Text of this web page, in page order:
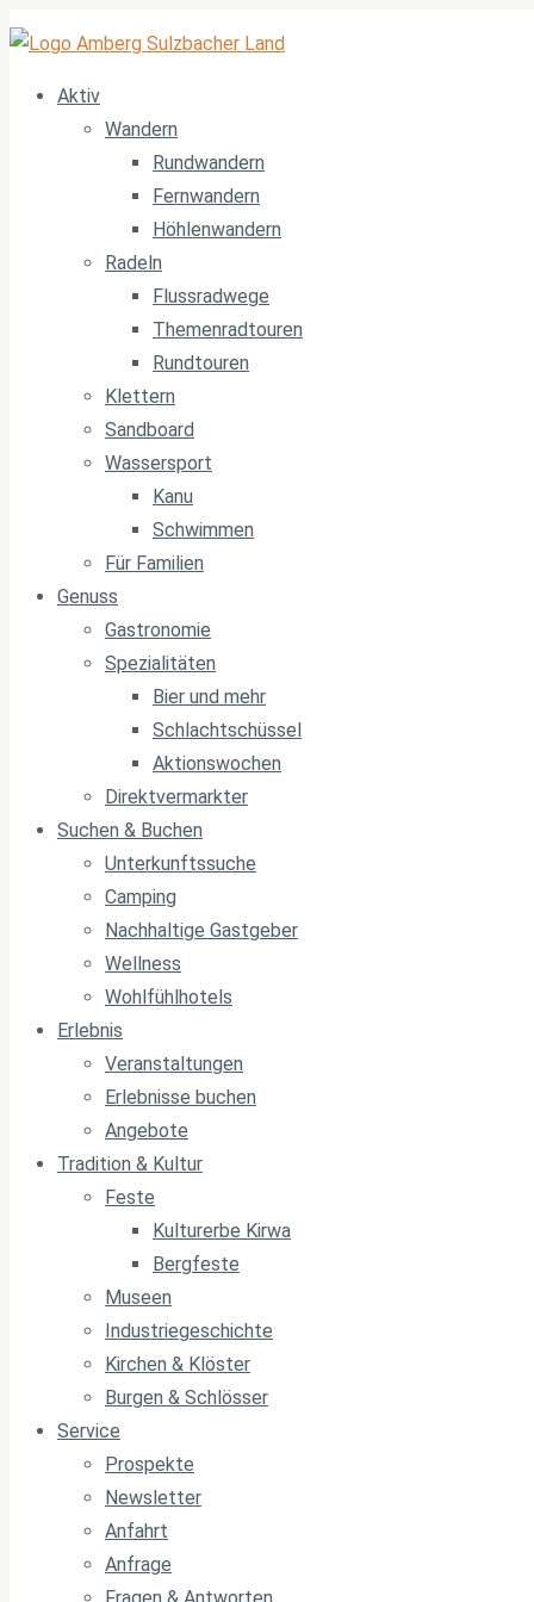
Aktiv
Wandern
Rundwandern
Fernwandern
Höhlenwandern
Radeln
Flussradwege
Themenradtouren
Rundtouren
Klettern
Sandboard
Wassersport
Kanu
Schwimmen
Für Familien
Genuss
Gastronomie
Spezialitäten
Bier und mehr
Schlachtschüssel
Aktionswochen
Direktvermarkter
Suchen & Buchen
Unterkunftssuche
Camping
Nachhaltige Gastgeber
Wellness
Wohlfühlhotels
Erlebnis
Veranstaltungen
Erlebnisse buchen
Angebote
Tradition & Kultur
Feste
Kulturerbe Kirwa
Bergfeste
Museen
Industriegeschichte
Kirchen & Klöster
Burgen & Schlösser
Service
Prospekte
Newsletter
Anfahrt
Anfrage